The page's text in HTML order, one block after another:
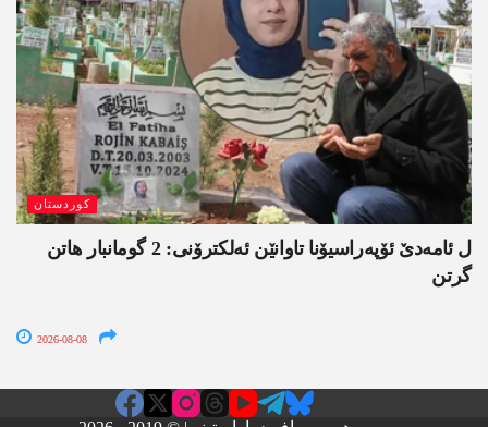
کوردستان
ل ئامەدێ ئۆپەراسیۆنا تاوانێن ئەلکترۆنی: 2 گومانبار ھاتن
گرتن
2026-08-08